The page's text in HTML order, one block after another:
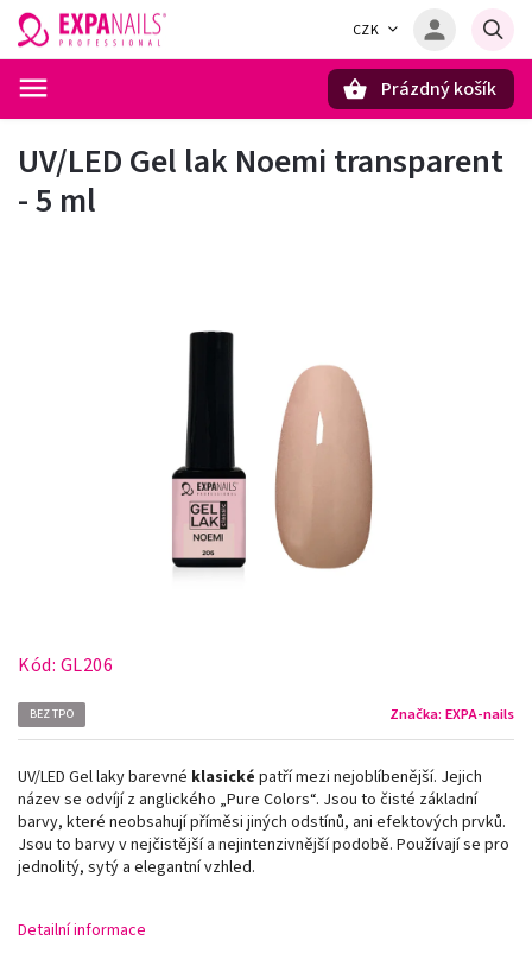
CZK
Prázdný košík
UV/LED Gel lak Noemi transparent
- 5 ml
Kód: GL206
BEZ TPO Značka: EXPA-nails
UV/LED Gel laky barevné klasické patří mezi nejoblíbenější. Jejich
název se odvíjí z anglického „Pure Colors“. Jsou to čisté základní
barvy, které neobsahují příměsi jiných odstínů, ani efektových prvků.
Jsou to barvy v nejčistější a nejintenzivnější podobě. Používají se pro
jednolitý, sytý a elegantní vzhled.
Detailní informace